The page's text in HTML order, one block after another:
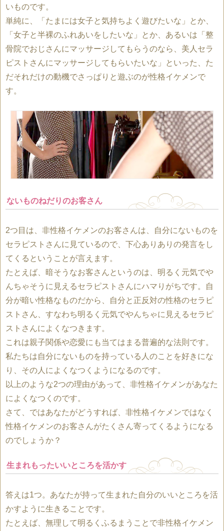
いものです。
単純に、「たまには女子と気持ちよく遊びたいな」とか、
「女子と半裸のふれあいをしたいな」とか、あるいは「整
骨院でおじさんにマッサージしてもらうのなら、美人セラ
ピストさんにマッサージしてもらいたいな」といった、た
だそれだけの動機でさっぱりと遊ぶのが性格イケメンで
す。
ないものねだりのお客さん
2つ目は、非性格イケメンのお客さんは、自分にないものを
セラピストさんに見ているので、下心ありありの発言をし
てくるということが言えます。
たとえば、暗そうなお客さんというのは、明るく元気でや
んちゃそうに見えるセラピストさんにハマりがちです。自
分が暗い性格なものだから、自分と正反対の性格のセラピ
ストさん、すなわち明るく元気でやんちゃに見えるセラピ
ストさんによくなつきます。
これは親子関係や恋愛にも当てはまる普遍的な法則です。
私たちは自分にないものを持っている人のことを好きにな
り、その人によくなつくようになるのです。
以上のような2つの理由があって、非性格イケメンがあなた
によくなつくのです。
さて、ではあなたがどうすれば、非性格イケメンではなく
性格イケメンのお客さんがたくさん寄ってくるようになる
のでしょうか？
生まれもったいいところを活かす
答えは1つ。あなたが持って生まれた自分のいいところを活
かすように生きることです。
たとえば、無理して明るくふるまうことで非性格イケメン